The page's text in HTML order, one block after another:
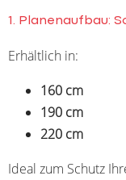
1. Planenaufbau:
Erhältlich in:
160 cm
190 cm
220 cm
Ideal zum Schutz